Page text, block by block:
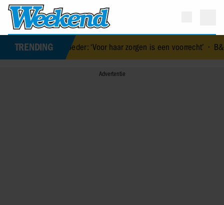
TRENDING
moeder: ‘Voor haar zorgen is een voorrecht’•B&B Vol Liefde